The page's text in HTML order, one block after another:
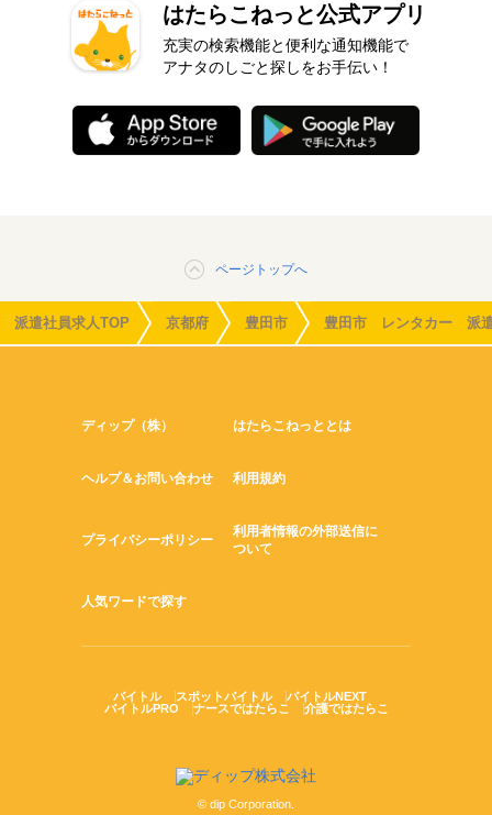
はたらこねっと公式アプリ
充実の検索機能と便利な通知機能で
アナタのしごと探しをお手伝い！
ページトップへ
派遣社員求人TOP 京都府 豊田市 豊田市 レンタカー 派
ディップ（株） はたらこねっととは
ヘルプ＆お問い合わせ 利用規約
プライバシーポリシー
利用者情報の外部送信に
ついて
人気ワードで探す
バイトル スポットバイトル
バイトルNEXT
バイトルPRO
ナースではたらこ 介護ではたらこ
© dip Corporation.